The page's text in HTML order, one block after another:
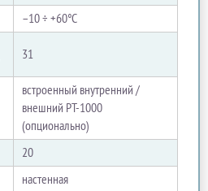
–10 ÷ +60°C
31
встроенный внутренний /
внешний PT-1000
(опционально)
20
настенная